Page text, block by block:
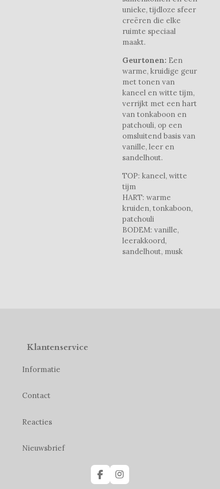
unieke, tijdloze sfeer
creëren die elke
ruimte speciaal
maakt.
Geurtonen: Een
warme, kruidige geur
met tonen van
kaneel en witte tijm,
verrijkt met een hart
van tonkaboon en
patchouli, op een
omsluitend basis van
vanille, leer en
sandelhout.
TOP: kaneel, witte
tijm
HART: warme
kruiden, tonkaboon,
patchouli
BODEM: vanille,
leerakkoord,
sandelhout, musk
Klantenservice
Informatie
Contact
Reacties
Nieuwsbrief
F
a
I
n